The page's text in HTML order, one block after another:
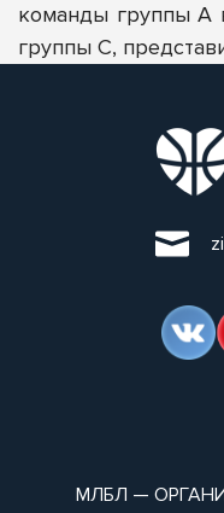
команды группы А
группы С,
МЛБЛ —